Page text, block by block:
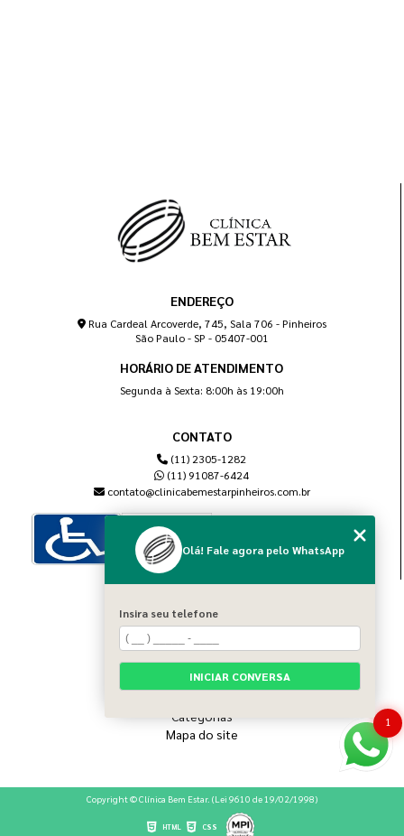
ENDEREÇO
Rua Cardeal Arcoverde, 745, Sala 706 - Pinheiros
São Paulo - SP - 05407-001
HORÁRIO DE ATENDIMENTO
Segunda à Sexta: 8:00h às 19:00h
CONTATO
(11) 2305-1282
(11) 91087-6424
contato@clinicabemestarpinheiros.com.br
Home
Sobre nós
Blog
Serviços
Categorias
Mapa do site
Copyright © Clínica Bem Estar. (Lei 9610 de 19/02/1998)
HTML CSS
1
Olá! Fale agora pelo WhatsApp
Insira seu telefone
INICIAR CONVERSA